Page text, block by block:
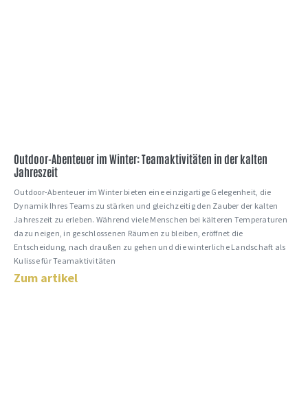
Outdoor-Abenteuer im Winter: Teamaktivitäten in der kalten
Jahreszeit
Outdoor-Abenteuer im Winter bieten eine einzigartige Gelegenheit, die
Dynamik Ihres Teams zu stärken und gleichzeitig den Zauber der kalten
Jahreszeit zu erleben. Während viele Menschen bei kälteren Temperaturen
dazu neigen, in geschlossenen Räumen zu bleiben, eröffnet die
Entscheidung, nach draußen zu gehen und die winterliche Landschaft als
Kulisse für Teamaktivitäten
Zum artikel